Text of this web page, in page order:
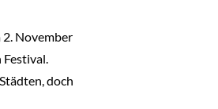
2. November
doch